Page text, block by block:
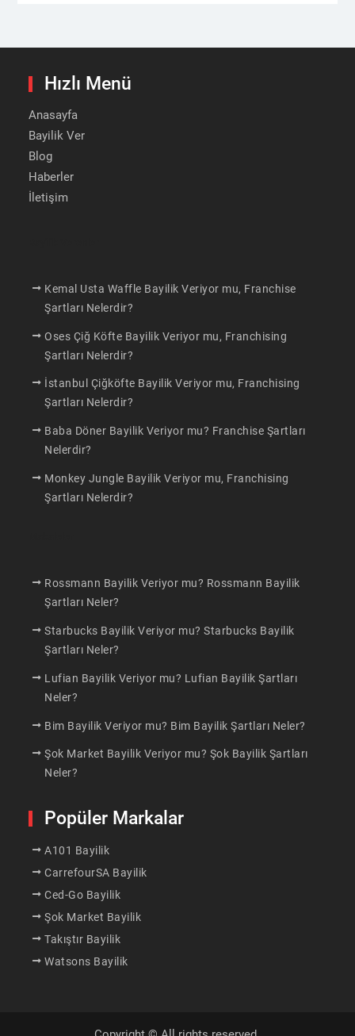
Hızlı Menü
Anasayfa
Bayilik Ver
Blog
Haberler
İletişim
Kemal Usta Waffle Bayilik Veriyor mu, Franchise
Şartları Nelerdir?
Oses Çiğ Köfte Bayilik Veriyor mu, Franchising
Şartları Nelerdir?
İstanbul Çiğköfte Bayilik Veriyor mu, Franchising
Şartları Nelerdir?
Baba Döner Bayilik Veriyor mu? Franchise Şartları
Nelerdir?
Monkey Jungle Bayilik Veriyor mu, Franchising
Şartları Nelerdir?
Rossmann Bayilik Veriyor mu? Rossmann Bayilik
Şartları Neler?
Starbucks Bayilik Veriyor mu? Starbucks Bayilik
Şartları Neler?
Lufian Bayilik Veriyor mu? Lufian Bayilik Şartları
Neler?
Bim Bayilik Veriyor mu? Bim Bayilik Şartları Neler?
Şok Market Bayilik Veriyor mu? Şok Bayilik Şartları
Neler?
Popüler Markalar
A101 Bayilik
CarrefourSA Bayilik
Ced-Go Bayilik
Şok Market Bayilik
Takıştır Bayilik
Watsons Bayilik